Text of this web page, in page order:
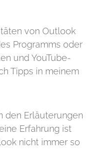
von Outlook
Programms oder
und YouTube-
Tipps in meinem
den Erläuterungen
Erfahrung ist
nicht immer so